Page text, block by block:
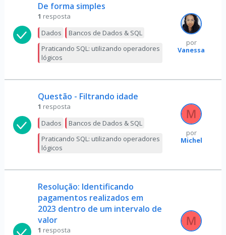
De forma simples
1 resposta
Dados
Bancos de Dados & SQL
Praticando SQL: utilizando operadores
lógicos
por
Vanessa
Questão - Filtrando idade
1 resposta
Dados
Bancos de Dados & SQL
Praticando SQL: utilizando operadores
lógicos
por
Michel
Resolução: Identificando
pagamentos realizados em
2023 dentro de um intervalo de
valor
1 resposta